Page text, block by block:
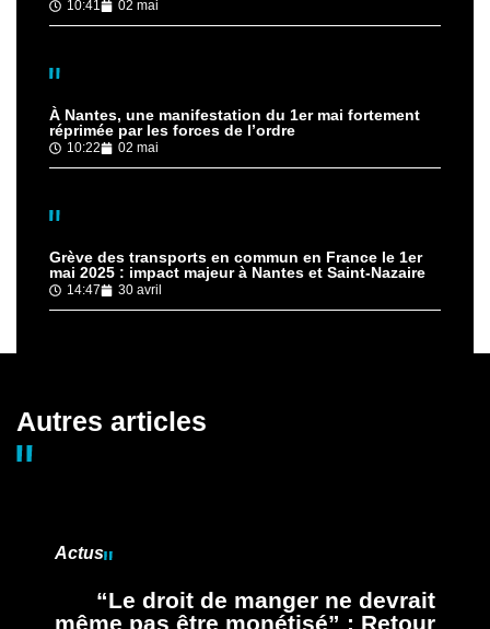
10:41 02 mai
À Nantes, une manifestation du 1er mai fortement
réprimée par les forces de l’ordre
10:22 02 mai
Grève des transports en commun en France le 1er
mai 2025 : impact majeur à Nantes et Saint-Nazaire
14:47 30 avril
Autres articles
Actus
“Le droit de manger ne devrait
même pas être monétisé” : Retour